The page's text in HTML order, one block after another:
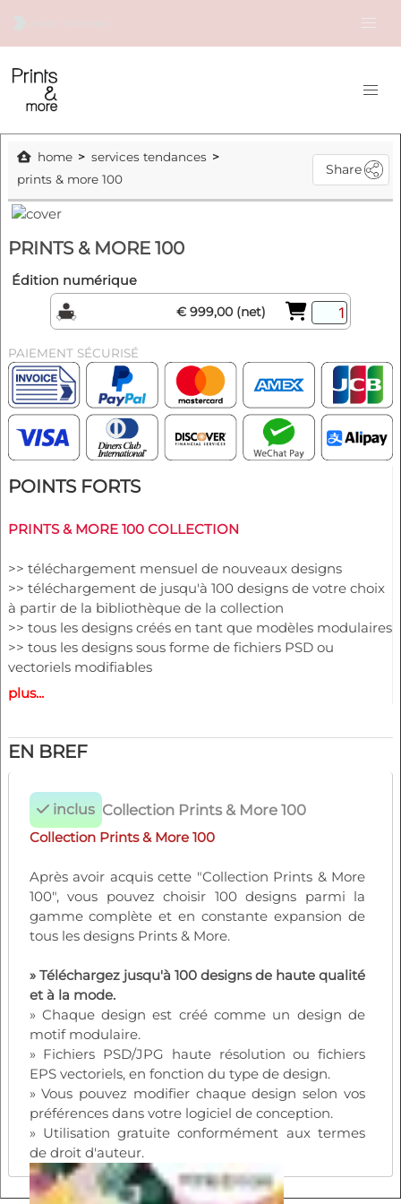
home
services tendances
prints & more 100
Share
PRINTS & MORE 100
Édition numérique
€ 999,00 (net)
PAIEMENT SÉCURISÉ
POINTS FORTS
PRINTS & MORE 100 COLLECTION
>> téléchargement mensuel de nouveaux designs
>> téléchargement de jusqu'à 100 designs de votre choix
à partir de la bibliothèque de la collection
>> tous les designs créés en tant que modèles modulaires
>> tous les designs sous forme de fichiers PSD ou
vectoriels modifiables
>> coût par design inférieur à € 10 ! !!
>> utilisable pour toutes les surfaces et tous les produits
plus...
EN BREF
inclus Collection Prints & More 100
Collection Prints & More 100
Après avoir acquis cette "Collection Prints & More
100", vous pouvez choisir 100 designs parmi la
gamme complète et en constante expansion de
tous les designs Prints & More.
» Téléchargez jusqu'à 100 designs de haute qualité
et à la mode.
» Chaque design est créé comme un design de
motif modulaire.
» Fichiers PSD/JPG haute résolution ou fichiers
EPS vectoriels, en fonction du type de design.
» Vous pouvez modifier chaque design selon vos
préférences dans votre logiciel de conception.
» Utilisation gratuite conformément aux termes
de droit d'auteur.